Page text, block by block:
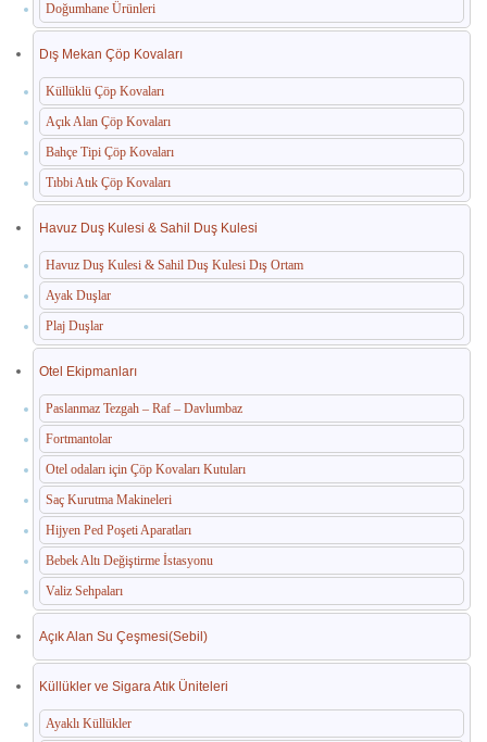
Doğumhane Ürünleri
Dış Mekan Çöp Kovaları
Küllüklü Çöp Kovaları
Açık Alan Çöp Kovaları
Bahçe Tipi Çöp Kovaları
Tıbbi Atık Çöp Kovaları
Havuz Duş Kulesi & Sahil Duş Kulesi
Havuz Duş Kulesi & Sahil Duş Kulesi Dış Ortam
Ayak Duşlar
Plaj Duşlar
Otel Ekipmanları
Paslanmaz Tezgah – Raf – Davlumbaz
Fortmantolar
Otel odaları için Çöp Kovaları Kutuları
Saç Kurutma Makineleri
Hijyen Ped Poşeti Aparatları
Bebek Altı Değiştirme İstasyonu
Valiz Sehpaları
Açık Alan Su Çeşmesi(Sebil)
Küllükler ve Sigara Atık Üniteleri
Ayaklı Küllükler